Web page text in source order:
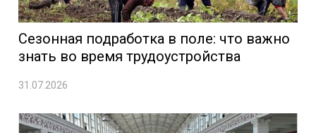
Сезонная подработка в поле: что важно
знать во время трудоустройства
31.07.2026